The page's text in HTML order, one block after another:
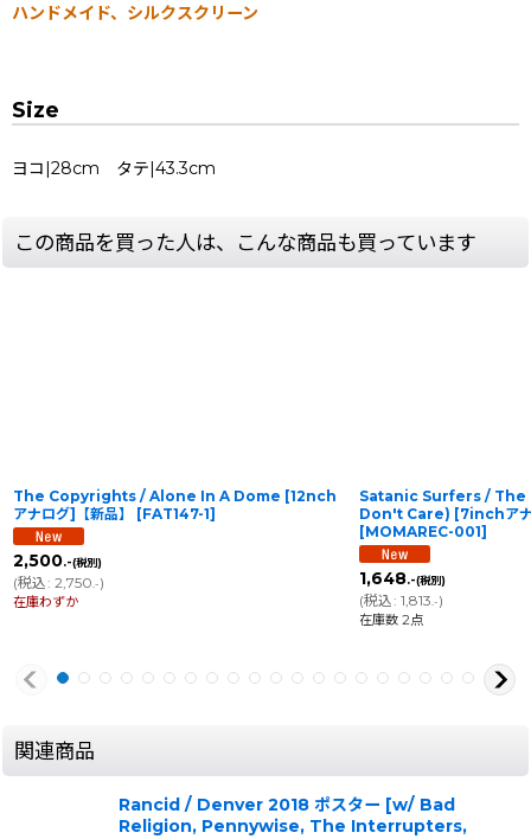
ハンドメイド、シルクスクリーン
Size
ヨコ|28cm タテ|43.3cm
この商品を買った人は、こんな商品も買っています
The Copyrights / Alone In A Dome [12nch
アナログ]【新品】
[FAT147-1]
2,500.-(税別)
(税込: 2,750 .-)
在庫わずか
Satanic Surfers /
Don't Care) [7inchアナ
[MOMAREC-001]
1,648.-(税別)
(税込: 1,813 .-)
在庫数 2点
関連商品
Rancid / Denver 2018 ポスター [w/ Bad
Religion, Pennywise, The Interrupters,